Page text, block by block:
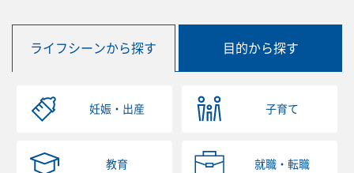
ライフシーンから探す 目的から探す
妊娠・出産 子育て
教育 就職・転職